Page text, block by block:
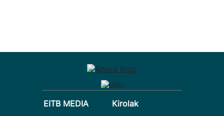
EITB MEDIA
Kirolak